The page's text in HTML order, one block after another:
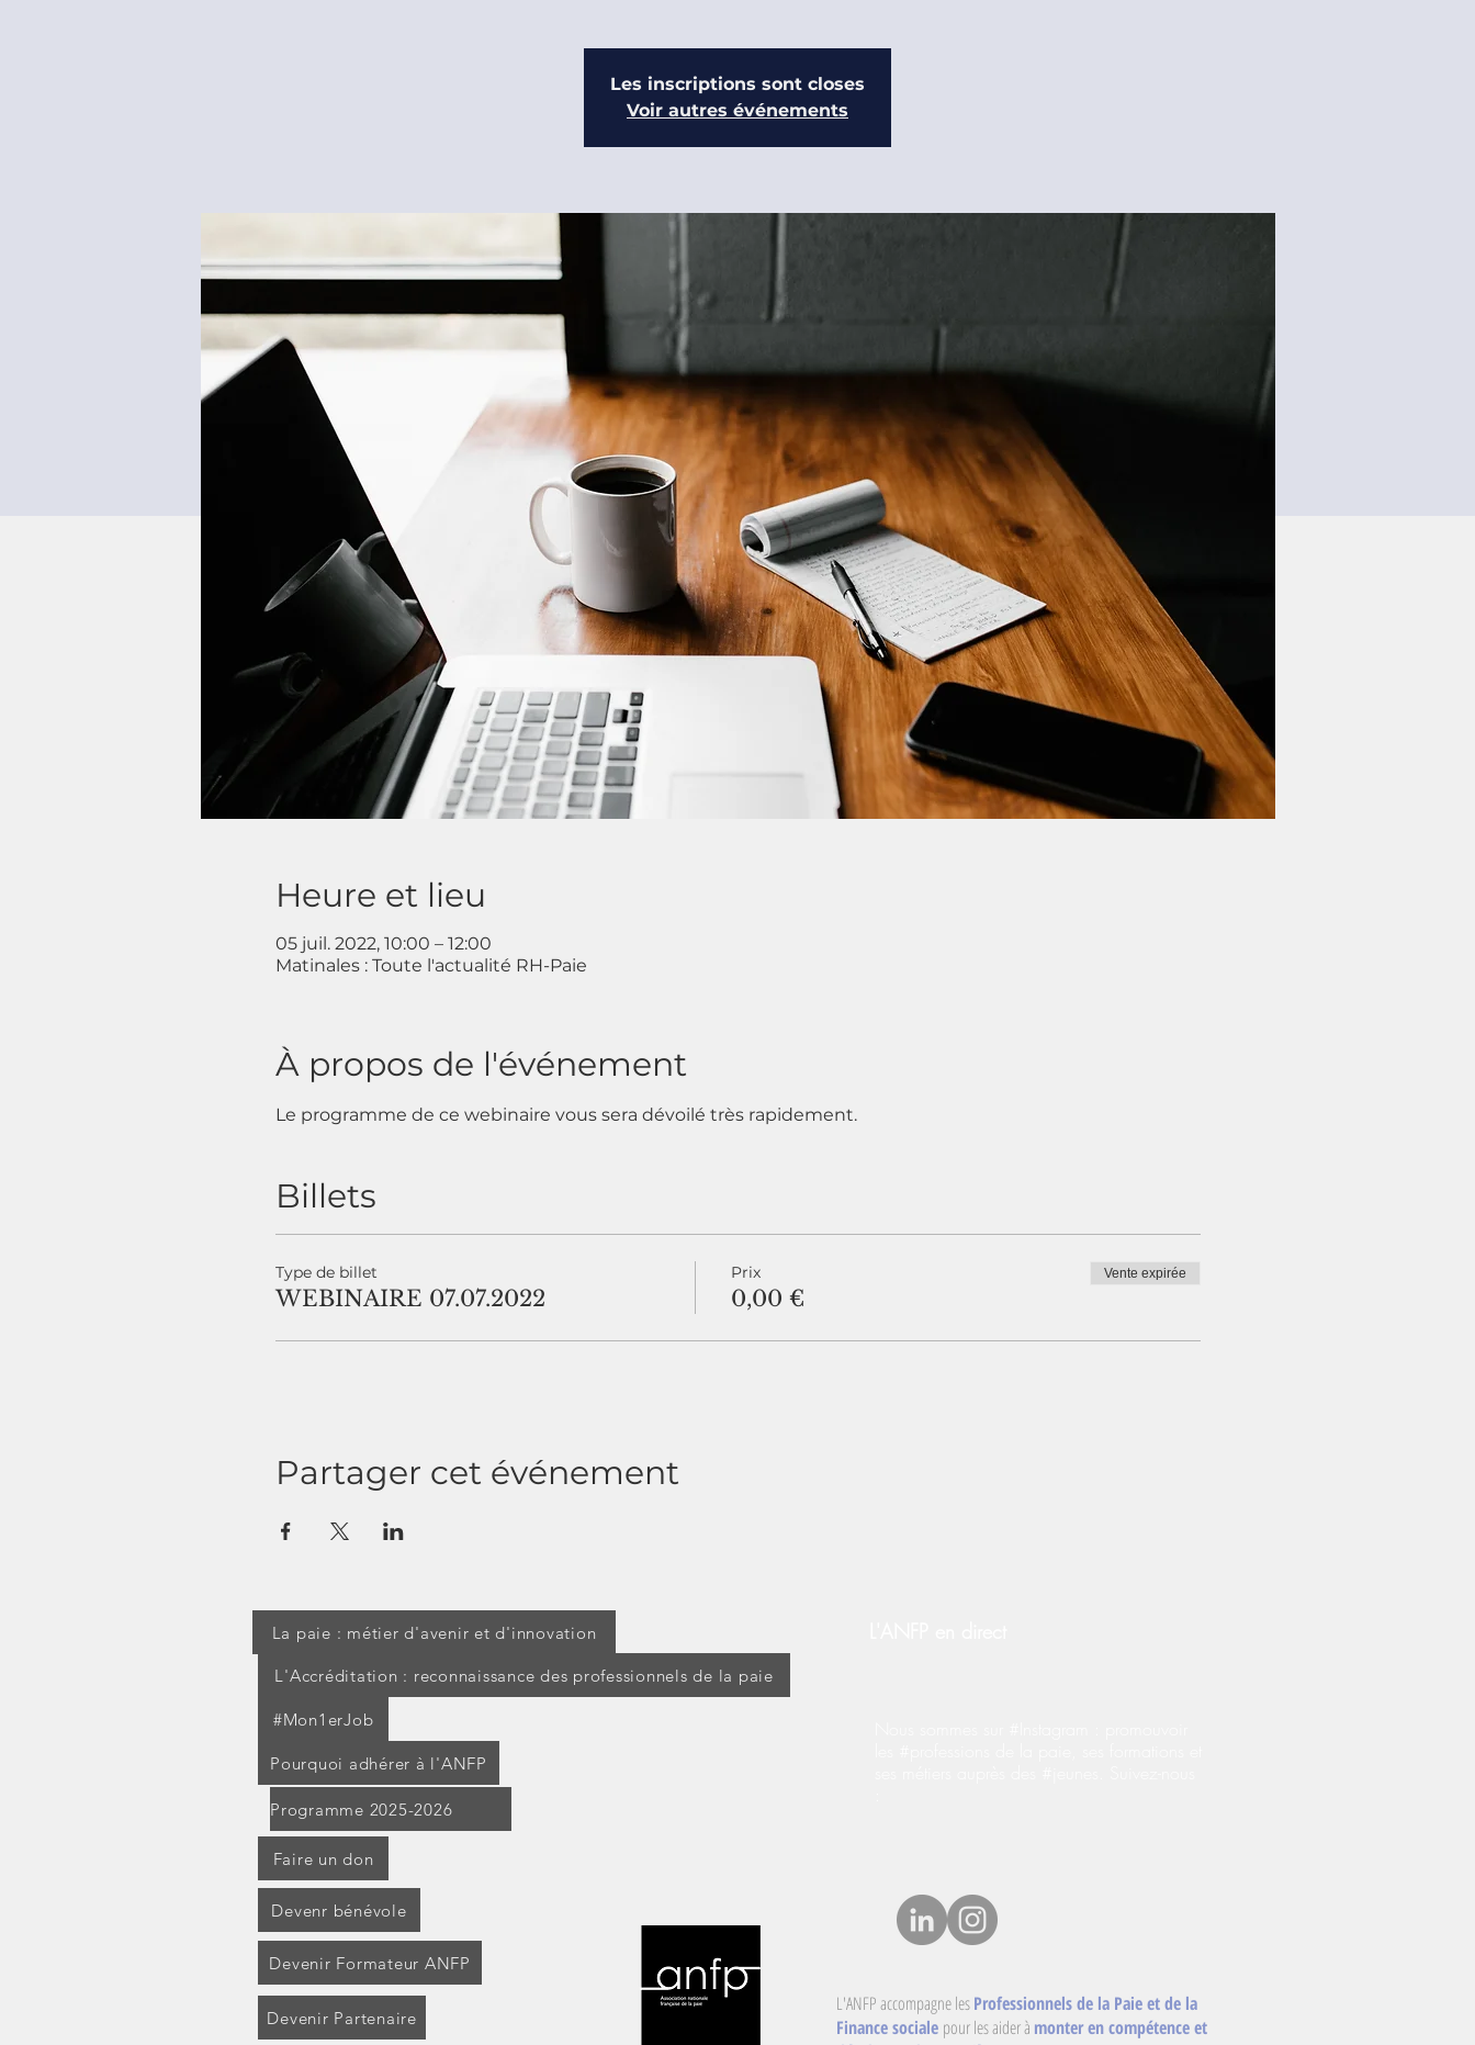
Les inscriptions sont closes
Voir autres événements
Heure et lieu
05 juil. 2022, 10:00 – 12:00
Matinales : Toute l'actualité RH-Paie
À propos de l'événement
Le programme de ce webinaire vous sera dévoilé très rapidement.
Billets
Type de billet
WEBINAIRE 07.07.2022
Prix
0,00 €
Vente expirée
Partager cet événement
La paie : métier d'avenir et d'innovation
L'Accréditation : reconnaissance des professionnels de la paie
#Mon1erJob
Pourquoi adhérer à l'ANFP
Programme 2025-2026
Faire un don
Devenr bénévole
Devenir Formateur ANFP
Devenir Partenaire
L'ANFP accompagne lesProfessionnels de la Paie et de la
Finance sociale pour les aider à monter en compétence et